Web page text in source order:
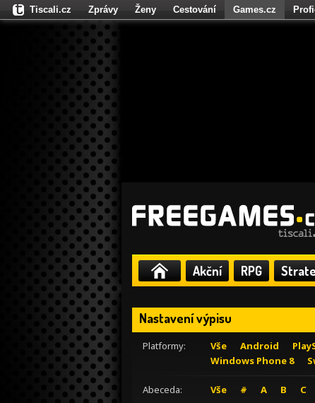
Akční RPG
Nastavení výpisu
Platformy: Vše Android
Windows Phone 8
Abeceda: Vše # A B C
Tiscali.cz Zprávy Ženy Cestování Games.cz
Fights.cz